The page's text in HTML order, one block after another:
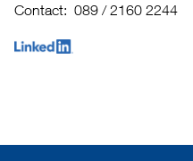
Contact: 089 / 2160 2244